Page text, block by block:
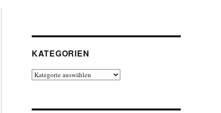
KATEGORIEN
Kategorien